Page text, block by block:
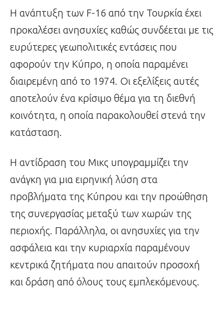
Η ανάπτυξη των F-16 από την Τουρκία έχει
προκαλέσει ανησυχίες καθώς συνδέεται με τις
ευρύτερες γεωπολιτικές εντάσεις που
αφορούν την Κύπρο, η οποία παραμένει
διαιρεμένη από το 1974. Οι εξελίξεις αυτές
αποτελούν ένα κρίσιμο θέμα για τη διεθνή
κοινότητα, η οποία παρακολουθεί στενά την
κατάσταση.
Η αντίδραση του Μικς υπογραμμίζει την
ανάγκη για μια ειρηνική λύση στα
προβλήματα της Κύπρου και την προώθηση
της συνεργασίας μεταξύ των χωρών της
περιοχής. Παράλληλα, οι ανησυχίες για την
ασφάλεια και την κυριαρχία παραμένουν
κεντρικά ζητήματα που απαιτούν προσοχή
και δράση από όλους τους εμπλεκόμενους.